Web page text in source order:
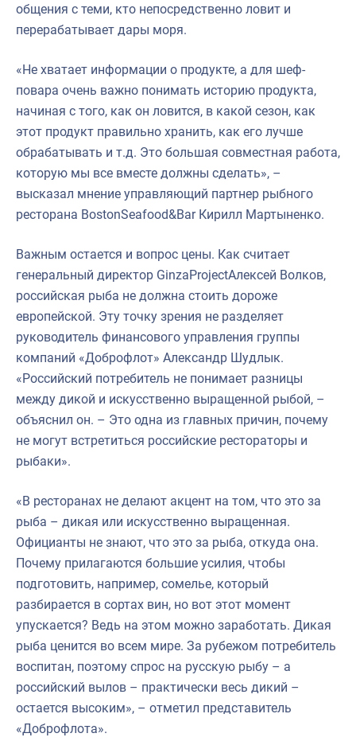
общения с теми, кто непосредственно ловит и
перерабатывает дары моря.
«Не хватает информации о продукте, а для шеф-
повара очень важно понимать историю продукта,
начиная с того, как он ловится, в какой сезон, как
этот продукт правильно хранить, как его лучше
обрабатывать и т.д. Это большая совместная работа,
которую мы все вместе должны сделать», –
высказал мнение управляющий партнер рыбного
ресторана BostonSeafood&Bar Кирилл Мартыненко.
Важным остается и вопрос цены. Как считает
генеральный директор GinzaProjectАлексей Волков,
российская рыба не должна стоить дороже
европейской. Эту точку зрения не разделяет
руководитель финансового управления группы
компаний «Доброфлот» Александр Шудлык.
«Российский потребитель не понимает разницы
между дикой и искусственно выращенной рыбой, –
объяснил он. – Это одна из главных причин, почему
не могут встретиться российские рестораторы и
рыбаки».
«В ресторанах не делают акцент на том, что это за
рыба – дикая или искусственно выращенная.
Официанты не знают, что это за рыба, откуда она.
Почему прилагаются большие усилия, чтобы
подготовить, например, сомелье, который
разбирается в сортах вин, но вот этот момент
упускается? Ведь на этом можно заработать. Дикая
рыба ценится во всем мире. За рубежом потребитель
воспитан, поэтому спрос на русскую рыбу – а
российский вылов – практически весь дикий –
остается высоким», – отметил представитель
«Доброфлота».